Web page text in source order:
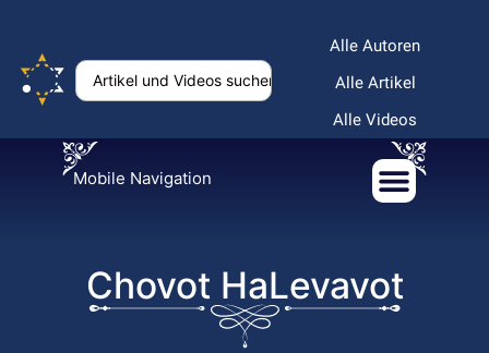
Alle Autoren
Alle Artikel
Alle Videos
Mobile Navigation
Chovot HaLevavot